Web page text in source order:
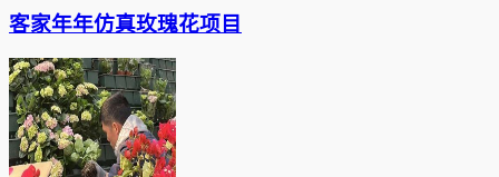
客家年年仿真玫瑰花项目